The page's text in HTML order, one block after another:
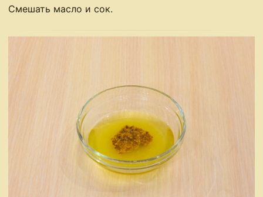
Смешать масло и сок.